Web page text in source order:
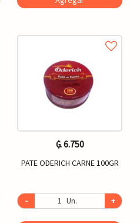
₲. 6.750
PATE ODERICH CARNE 100GR
- Un. +